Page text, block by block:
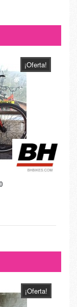
¡Oferta!
¡Oferta!